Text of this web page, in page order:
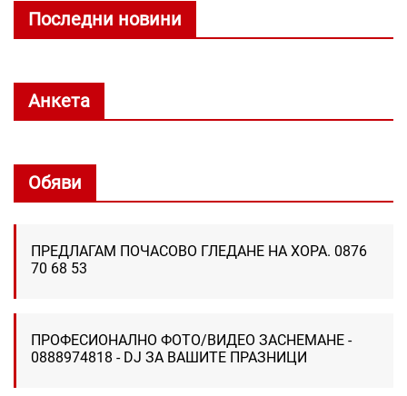
Последни новини
Анкета
Обяви
ПРЕДЛАГАМ ПОЧАСОВО ГЛЕДАНЕ НА ХОРА. 0876
70 68 53
ПРОФЕСИОНАЛНО ФОТО/ВИДЕО ЗАСНЕМАНЕ -
0888974818 - DJ ЗА ВАШИТЕ ПРАЗНИЦИ